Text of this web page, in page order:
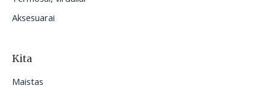
Aksesuarai
Kita
Maistas